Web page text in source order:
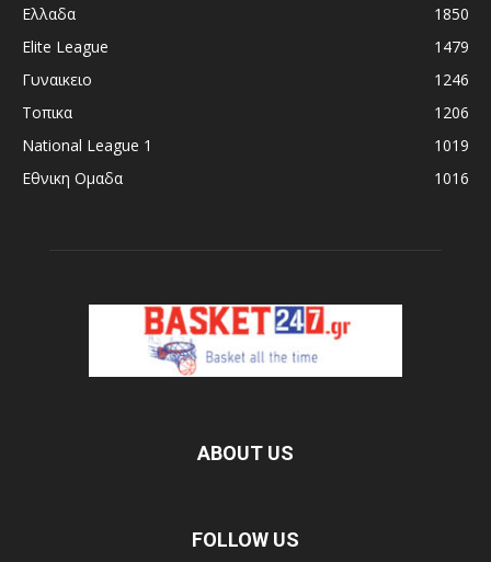
Ελλαδα
1850
Elite League
1479
Γυναικειο
1246
Τοπικα
1206
National League 1
1019
Εθνικη Ομαδα
1016
ABOUT US
FOLLOW US